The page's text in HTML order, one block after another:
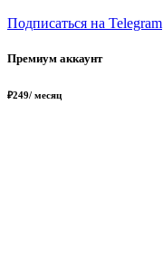
Подписаться на Telegram
Премиум аккаунт
₽249/ месяц